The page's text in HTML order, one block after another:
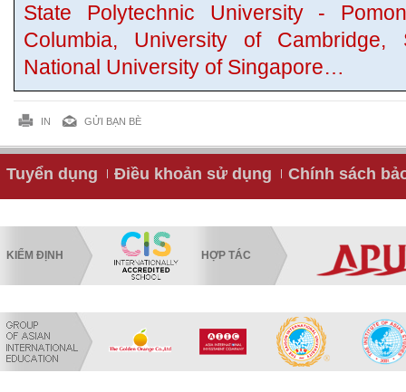
State Polytechnic University -
Columbia, University of Cambridge,
National University of Singapore…
IN GỬI BẠN BÈ
Tuyển dụng Điều khoản sử dụng Chính sách
KIỂM ĐỊNH HỢP TÁC